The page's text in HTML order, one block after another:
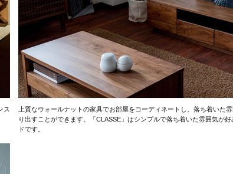
ス
上質なウォールナットの家具でお部屋をコーディネートし、落ち着いた
り出すことができます。「CLASSE」はシンプルで落ち着いた雰囲気が
ドです。